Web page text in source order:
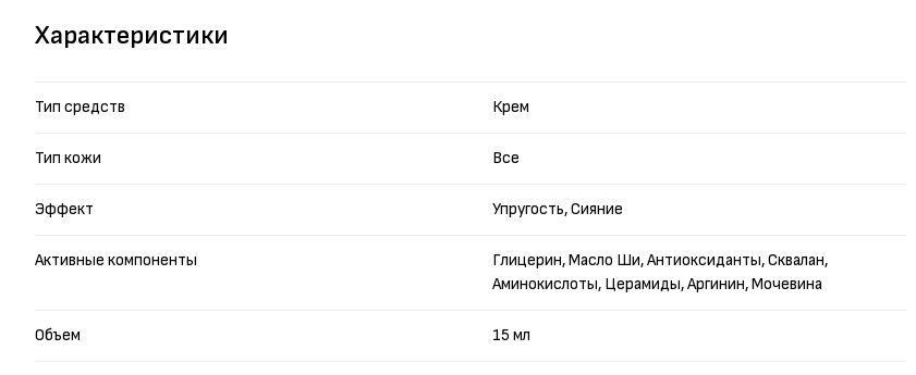
Характеристики
Тип средств Крем
Тип кожи Все
Эффект Упругость, Сияние
Активные компоненты
Глицерин, Масло Ши, Антиоксиданты, Сквалан,
Аминокислоты, Церамиды, Аргинин, Мочевина
Объем 15 мл